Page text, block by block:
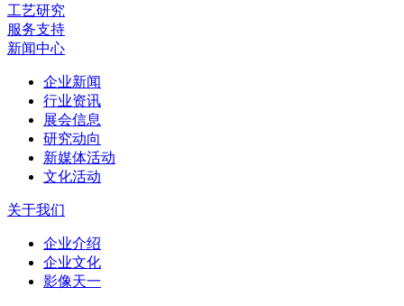
工艺研究
服务支持
新闻中心
企业新闻
行业资讯
展会信息
研究动向
新媒体活动
文化活动
关于我们
企业介绍
企业文化
影像天一